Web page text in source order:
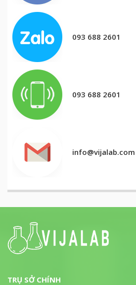
093 688 2601
093 688 2601
info@vijalab.com
TRỤ SỞ CHÍNH